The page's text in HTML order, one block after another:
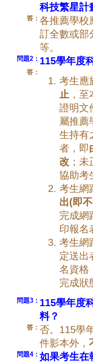
科技繁星計
答： 各推薦學校
訂全數或部
等。
問題2： 115學年度
答：
考生應
止 ，
證明文
屬推薦
生持有
者，即
改；未
協助考
考生網
出(即
完成網
印報名
考生網
定送出
名資格
完成狀
問題3： 115學年度
料？
答： 否。115學
件影本外，
問題4： 如果考生在